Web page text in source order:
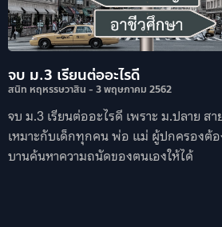
จบ ม.3 เรียนต่ออะไรดี
สนิท หฤหรรษวาสิน 3 พฤษภาคม 2562
จบ ม.3 เรียนต่ออะไรดี เพราะ ม.ปลาย ส
เหมาะกับเด็กทุกคน พ่อ แม่ ผู้ปกครองต้
บานค้นหาความถนัดของตนเองให้ได้